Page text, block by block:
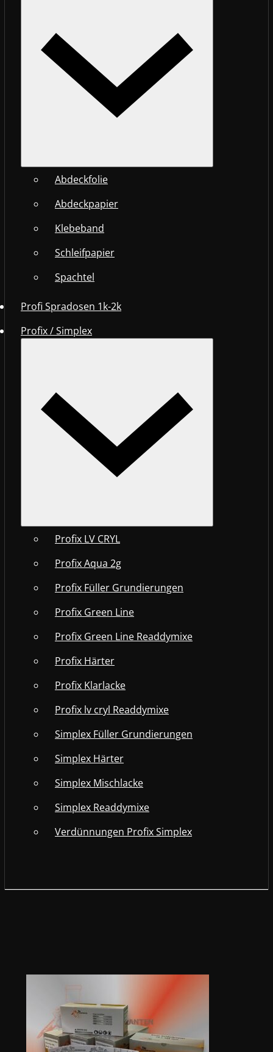
Abdeckfolie
Abdeckpapier
Klebeband
Schleifpapier
Spachtel
Profi Spradosen 1k-2k
Profix / Simplex
Profix LV CRYL
Profix Aqua 2g
Profix Füller Grundierungen
Profix Green Line
Profix Green Line Readdymixe
Profix Härter
Profix Klarlacke
Profix lv cryl Readdymixe
Simplex Füller Grundierungen
Simplex Härter
Simplex Mischlacke
Simplex Readdymixe
Verdünnungen Profix Simplex